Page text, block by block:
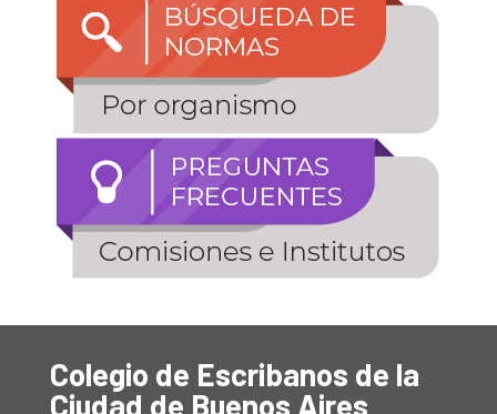
Colegio de Escribanos de la
Ciudad de Buenos Aires